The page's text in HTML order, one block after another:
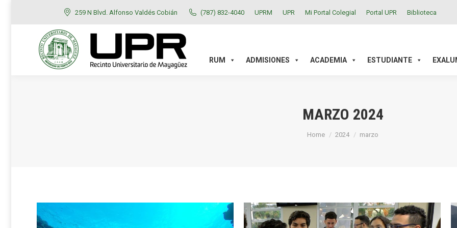
259 N Blvd. Alfonso Valdés Cobián (787) 832-4040 UPRM UPR Mi Portal Colegial Portal UPR Biblioteca
RUM ADMISIONES ACADEMIA ESTUDIANTE
MARZO 2024
You are here:
Home 2024 marzo
RUM ADMISIONES